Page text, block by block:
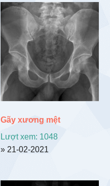
Gãy xương mệt
Lượt xem: 1048
» 21-02-2021